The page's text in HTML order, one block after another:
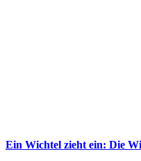
Ein Wichtel zieht ein: Die